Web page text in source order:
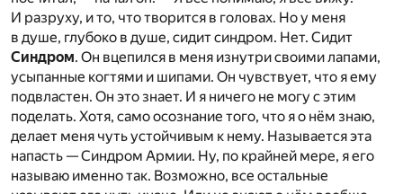
И разруху, и то, что творится в головах. Но у меня
в душе, глубоко в душе, сидит синдром. Нет. Сидит
Синдром. Он вцепился в меня изнутри своими лапами,
усыпанные когтями и шипами. Он чувствует, что я ему
подвластен. Он это знает. И я ничего не могу с этим
поделать. Хотя, само осознание того, что я о нём знаю,
делает меня чуть устойчивым к нему. Называется эта
напасть — Синдром Армии. Ну, по крайней мере, я его
называю именно так. Возможно, все остальные